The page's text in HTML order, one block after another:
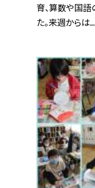
育、算数や国
た。来週からは